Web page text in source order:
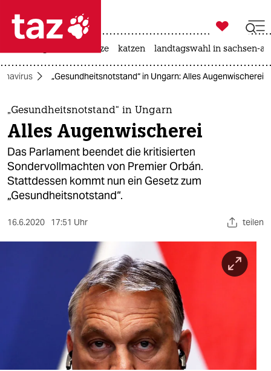
 taz zahl ich
taz zahl ich
themen
politik
öko
gesellschaft
kultur
sport

taz zahl ich
hitze katzen landtagswahl in sachsen-
„Gesundheitsnotstand“ in Ungarn: Alles Augenwischerei
„Gesundheitsnotstand“ in Ungarn
Alles Augenwischerei
Das Parlament beendet die kritisierten
Sondervollmachten von Premier Orbán.
Stattdessen kommt nun ein Gesetz zum
„Gesundheitsnotstand“.
16.6.2020 17:51 Uhr teilen